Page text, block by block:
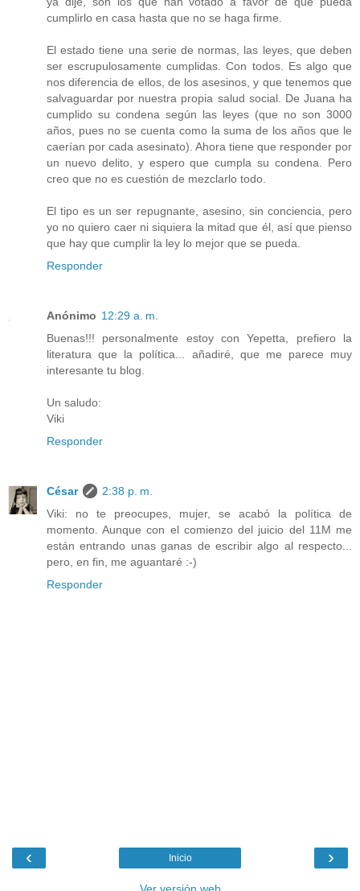
cumplirlo en casa hasta que no se haga firme.
El estado tiene una serie de normas, las leyes, que deben
ser escrupulosamente cumplidas. Con todos. Es algo que
nos diferencia de ellos, de los asesinos, y que tenemos que
salvaguardar por nuestra propia salud social. De Juana ha
cumplido su condena según las leyes (que no son 3000
años, pues no se cuenta como la suma de los años que le
caerían por cada asesinato). Ahora tiene que responder por
un nuevo delito, y espero que cumpla su condena. Pero
creo que no es cuestión de mezclarlo todo.
El tipo es un ser repugnante, asesino, sin conciencia, pero
yo no quiero caer ni siquiera la mitad que él, así que pienso
que hay que cumplir la ley lo mejor que se pueda.
Responder
Anónimo 12:29 a. m.
Buenas!!! personalmente estoy con Yepetta, prefiero la
literatura que la política... añadiré, que me parece muy
interesante tu blog.
Un saludo:
Viki
Responder
César
2:38 p. m.
Viki: no te preocupes, mujer, se acabó la política de
momento. Aunque con el comienzo del juicio del 11M me
están entrando unas ganas de escribir algo al respecto...
pero, en fin, me aguantaré :-)
Responder
‹ ›
Inicio